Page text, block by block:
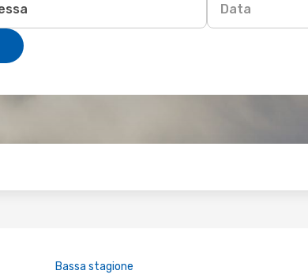
Data
Bassa stagione